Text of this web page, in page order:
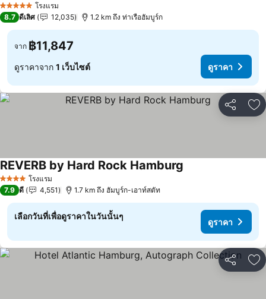
5 ดาว โรงแรม
8.7 ดีเลิศ 12,035 1.2 km ถึง ท่าเรือฮัมบูร์ก
จาก ฿11,847
ดูราคาจาก 1 เว็บไซต์ ดูราคา
แชร์ เ
4 ดาว โรงแรม
REVERB by Hard Rock Hamburg
7.9 ดี 4,551 1.7 km ถึง ฮัมบูร์ก-เอาท์สตัท
เลือกวันที่เพื่อดูราคาในวันนั้นๆ
ดูราคา
แชร์ เ